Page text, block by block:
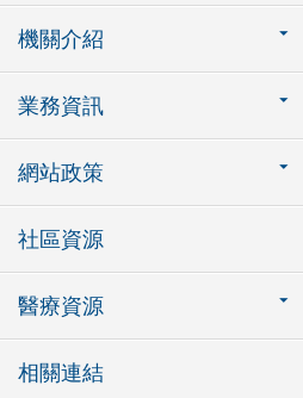
機關介紹
業務資訊
網站政策
社區資源
醫療資源
相關連結